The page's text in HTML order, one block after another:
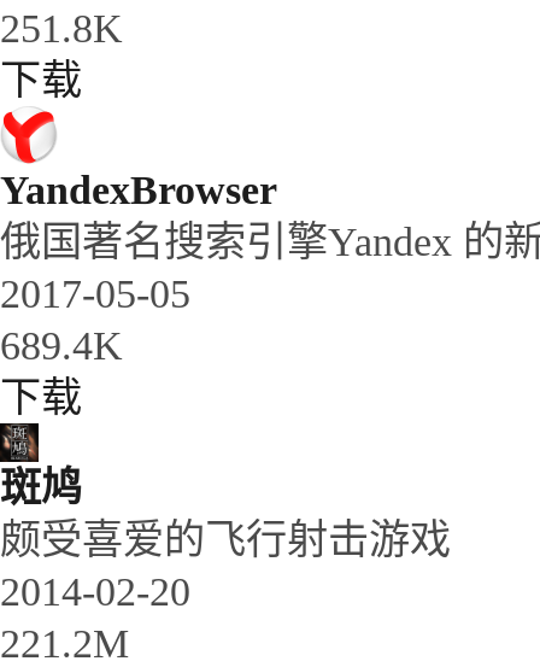
251.8K
下载
YandexBrowser
俄国著名搜索引擎Yandex 的
2017-05-05
689.4K
下载
斑鸠
颇受喜爱的飞行射击游戏
2014-02-20
221.2M